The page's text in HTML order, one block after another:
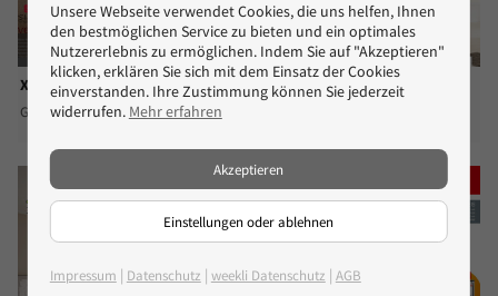
10 Prospekte
XXXLutz
Gültig bis Fr. 14.08. more_horiz
XXXLutz
Unsere Webseite verwendet Cookies, die uns helfen, Ihnen
den bestmöglichen Service zu bieten und ein optimales
Nutzererlebnis zu ermöglichen. Indem Sie auf "Akzeptieren"
klicken, erklären Sie sich mit dem Einsatz der Cookies
einverstanden. Ihre Zustimmung können Sie jederzeit
widerrufen. Mehr erfahren
Einstellungen oder ablehnen
Akzeptieren
Impressum | Datenschutz | weekli Datenschutz | AGB